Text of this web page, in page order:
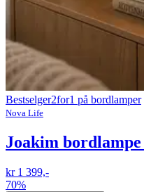
Bestselger2for1 på bordlamper
Nova Life
Joakim
kr 1 399,-
70%